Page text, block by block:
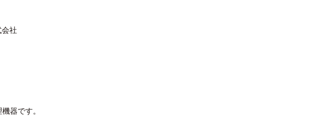
会社
器です。